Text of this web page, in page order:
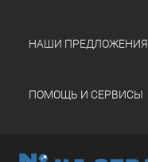
НАШИ ПРЕДЛОЖЕНИЯ
ПОМОЩЬ И СЕРВИСЫ